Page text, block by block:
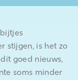
stijgen, is het zo
goed nieuws,
soms minder